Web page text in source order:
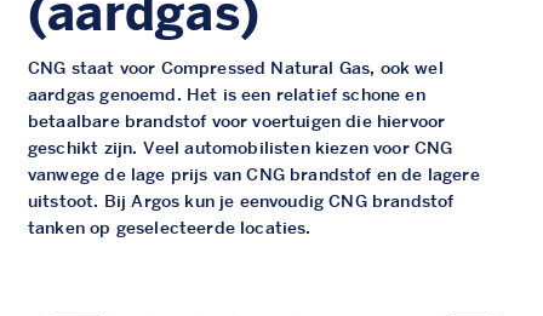
(aardgas)
CNG staat voor Compressed Natural Gas, ook wel
aardgas genoemd. Het is een relatief schone en
betaalbare brandstof voor voertuigen die hiervoor
geschikt zijn. Veel automobilisten kiezen voor CNG
vanwege de lage prijs van CNG brandstof en de lagere
uitstoot. Bij Argos kun je eenvoudig CNG brandstof
tanken op geselecteerde locaties.